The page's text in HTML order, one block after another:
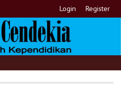
Login Register